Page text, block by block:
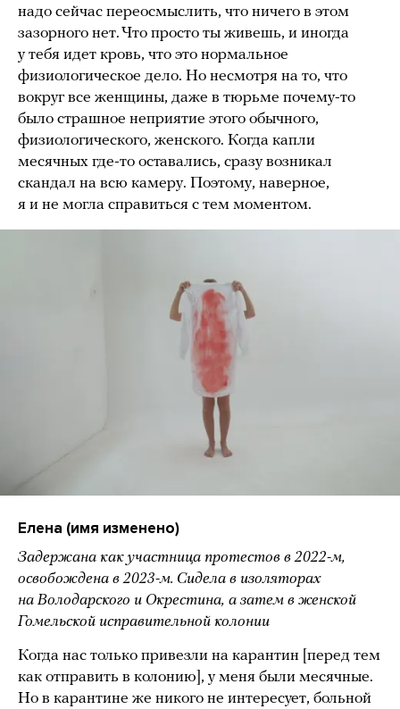
надо сейчас переосмыслить, что ничего в этом
зазорного нет. Что просто ты живешь, и иногда
у тебя идет кровь, что это нормальное
физиологическое дело. Но несмотря на то, что
вокруг все женщины, даже в тюрьме почему-то
было страшное неприятие этого обычного,
физиологического, женского. Когда капли
месячных где-то оставались, сразу возникал
скандал на всю камеру. Поэтому, наверное,
я и не могла справиться с тем моментом.
Елена (имя изменено)
Задержана как участница протестов в 2022-м,
освобождена в 2023-м. Сидела в изоляторах
на Володарского и Окрестина, а затем в женской
Гомельской исправительной колонии
Когда нас только привезли на карантин [перед тем
как отправить в колонию], у меня были месячные.
Но в карантине же никого не интересует, больной